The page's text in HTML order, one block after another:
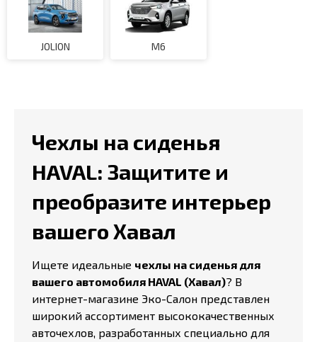
JOLION M6
Чехлы на сиденья
HAVAL: Защитите и
преобразите интерьер
вашего Хавал
Ищете идеальные чехлы на сиденья для
вашего автомобиля HAVAL (Хавал)? В
интернет-магазине Эко-Салон представлен
широкий ассортимент высококачественных
авточехлов, разработанных специально для